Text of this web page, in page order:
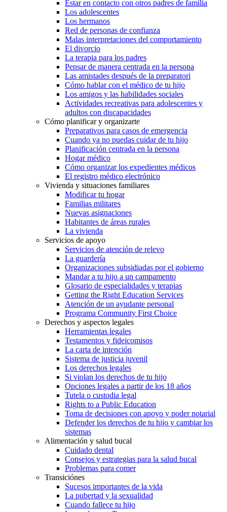
Estar en contacto con otros padres de familia
Los adolescentes
Los hermanos
Red de personas de confianza
Malas interpretaciones del comportamiento
El divorcio
La terapia para los padres
Pensar de manera centrada en la persona
Las amistades después de la preparatori
Cómo hablar con el médico de tu hijo
Los amigos y las habilidades sociales
Actividades recreativas para adolescentes y
adultos con discapacidades
Cómo planificar y organizarte
Preparativos para casos de emergencia
Cuando ya no puedas cuidar de tu hijo
Planificación centrada en la persona
Hogar médico
Cómo organizar los expedientes médicos
El registro médico electrónico
Vivienda y situaciones familiares
Modificar tu hogar
Familias militares
Nuevas asignaciones
Habitantes de áreas rurales
La vivienda
Servicios de apoyo
Servicios de atención de relevo
La guardería
Organizaciones subsidiadas por el gobierno
Mandar a tu hijo a un campamento
Glosario de especialidades y terapias
Getting the Right Education Services
Atención de un ayudante personal
Programa Community First Choice
Derechos y aspectos legales
Herramientas legales
Testamentos y fideicomisos
La carta de intención
Sistema de justicia juvenil
Los derechos legales
Si violan los derechos de tu hijo
Opciones legales a partir de los 18 años
Tutela o custodia legal
Rights to a Public Education
Toma de decisiones con apoyo y poder notarial
Defender los derechos de tu hijo y cambiar los
sistemas
Alimentación y salud bucal
Cuidado dental
Consejos y estrategias para la salud bucal
Problemas para comer
Transiciónes
Sucesos importantes de la vida
La pubertad y la sexualidad
Cuando fallece tu hijo